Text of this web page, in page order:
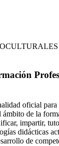
oficial para
de la
impartir,
didácticas
de